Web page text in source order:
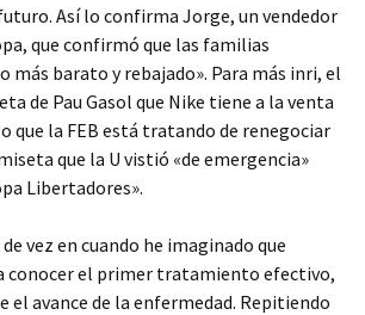
Así lo confirma Jorge, un vendedor
que confirmó que las familias
más barato y rebajado». Para más inri, el
de Pau Gasol que Nike tiene a la venta
que la FEB está tratando de renegociar
que la U vistió «de emergencia»
Libertadores».
vez en cuando he imaginado que
conocer el primer tratamiento efectivo,
el avance de la enfermedad. Repitiendo